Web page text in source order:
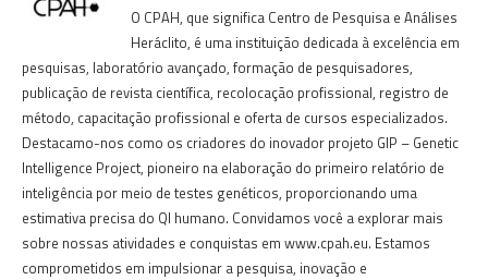
O CPAH, que significa Centro de Pesquisa e Análises
Heráclito, é uma instituição dedicada à excelência em
pesquisas, laboratório avançado, formação de pesquisadores,
publicação de revista científica, recolocação profissional, registro de
método, capacitação profissional e oferta de cursos especializados.
Destacamo-nos como os criadores do inovador projeto GIP – Genetic
Intelligence Project, pioneiro na elaboração do primeiro relatório de
inteligência por meio de testes genéticos, proporcionando uma
estimativa precisa do QI humano. Convidamos você a explorar mais
sobre nossas atividades e conquistas em www.cpah.eu. Estamos
comprometidos em impulsionar a pesquisa, inovação e